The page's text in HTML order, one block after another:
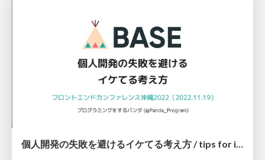
個人開発の失敗を避けるイケてる考え方 / tips for indie hackers